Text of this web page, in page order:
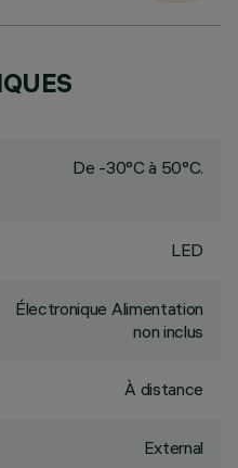
De -30°C à 50°C.
LED
Électronique Alimentation
non inclus
À distance
External